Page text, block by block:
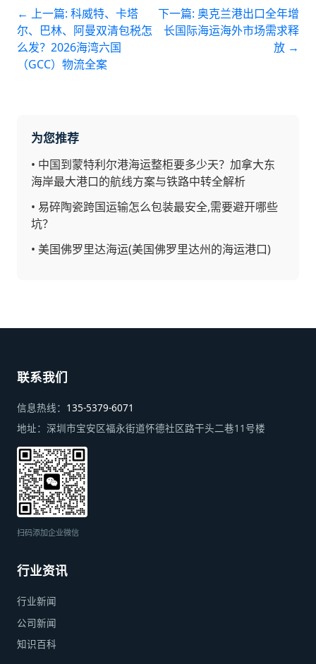
← 上一篇: 科威特、卡塔
尔、巴林、阿曼双清包税怎
么发？2026海湾六国
（GCC）物流全案
下一篇: 奥克兰港出口全年增
长国际海运海外市场需求释
放 →
为您推荐
• 中国到蒙特利尔港海运整柜要多少天？加拿大东
海岸最大港口的航线方案与铁路中转全解析
• 易碎陶瓷跨国运输怎么包装最安全,需要避开哪些
坑？
• 美国佛罗里达海运(美国佛罗里达州的海运港口)
联系我们
信息热线： 135-5379-6071
地址： 深圳市宝安区福永街道怀德社区路干头二巷11号楼
扫码添加企业微信
行业资讯
行业新闻
公司新闻
知识百科